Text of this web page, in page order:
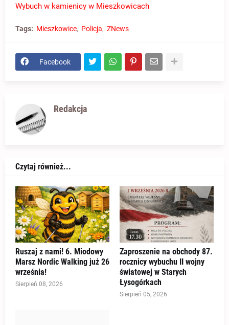
Wybuch w kamienicy w Mieszkowicach
Tags: Mieszkowice Policja ZNews
Facebook
Redakcja
Czytaj również...
Ruszaj z nami! 6. Miodowy
Marsz Nordic Walking już 26
września!
Sierpień 08, 2026
Zaproszenie na obchody 87.
rocznicy wybuchu II wojny
światowej w Starych
Łysogórkach
Sierpień 05, 2026